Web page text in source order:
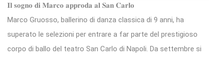
𝐈𝐥 𝐬𝐨𝐠𝐧𝐨 𝐝𝐢 𝐌𝐚𝐫𝐜𝐨 𝐚𝐩𝐩𝐫𝐨𝐝𝐚 𝐚𝐥 𝐒𝐚𝐧 𝐂𝐚𝐫𝐥𝐨
Marco Gruosso, ballerino di danza classica di 9 anni, ha
superato le selezioni per entrare a far parte del prestigioso
corpo di ballo del teatro San Carlo di Napoli. Da settembre si